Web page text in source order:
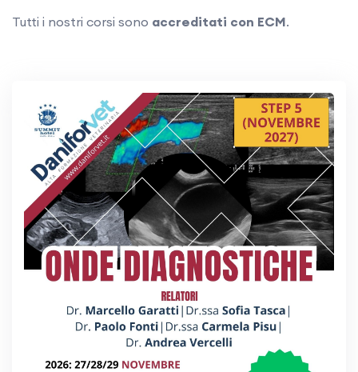
Tutti i nostri corsi sono accreditati con ECM.